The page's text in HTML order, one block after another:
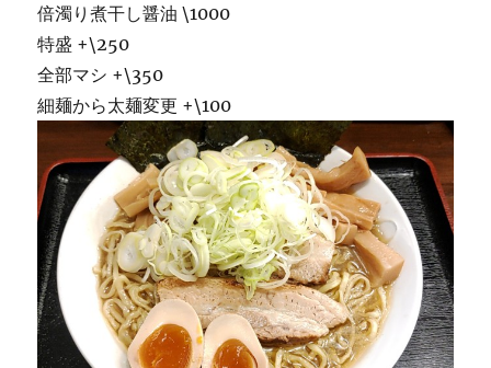
倍濁り煮干し醤油 \1000
特盛 +\250
全部マシ +\350
細麺から太麺変更 +\100